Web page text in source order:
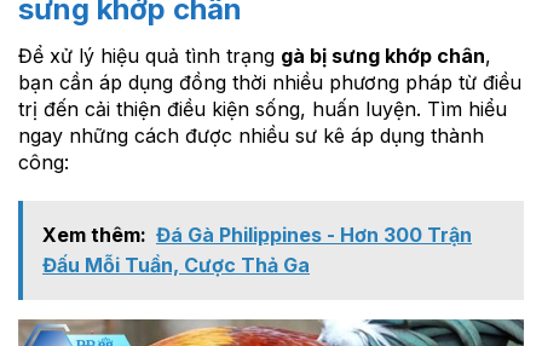
sưng khớp chân
Để xử lý hiệu quả tình trạng gà bị sưng khớp chân,
bạn cần áp dụng đồng thời nhiều phương pháp từ điều
trị đến cải thiện điều kiện sống, huấn luyện. Tìm hiểu
ngay những cách được nhiều sư kê áp dụng thành
công:
Xem thêm: Đá Gà Philippines - Hơn 300 Trận
Đấu Mỗi Tuần, Cược Thả Ga